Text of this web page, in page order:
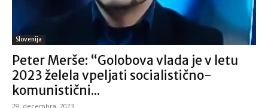
Slovenija
Peter Merše: “Golobova vlada je v letu
2023 želela vpeljati socialistično-
komunistični...
29. decembra, 2023